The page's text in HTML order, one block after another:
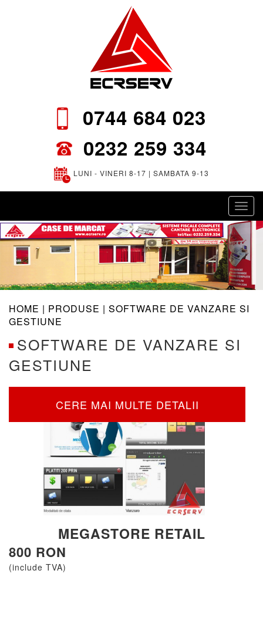
0744 684 023
0232 259 334
LUNI - VINERI 8-17 | SAMBATA 9-13
HOME | PRODUSE | SOFTWARE DE VANZARE SI
GESTIUNE
SOFTWARE DE VANZARE SI
GESTIUNE
MEGASTORE RETAIL
800 RON
(include TVA)
CERE MAI MULTE DETALII